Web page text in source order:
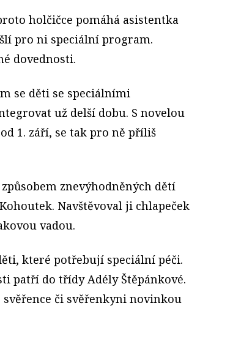
holčičce pomáhá asistentka
pro ni speciální program.
dovednosti.
se děti se speciálními
už delší dobu. S novelou
1. září, se tak pro ně příliš
znevýhodněných dětí
Navštěvoval ji chlapeček
vadou.
které potřebují speciální péči.
patří do třídy Adély Štěpánkové.
či svěřenkyni novinkou